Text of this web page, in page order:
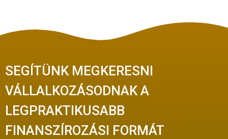
SEGÍTÜNK MEGKERESNI
VÁLLALKOZÁSODNAK A
LEGPRAKTIKUSABB
FINANSZÍROZÁSI FORMÁT